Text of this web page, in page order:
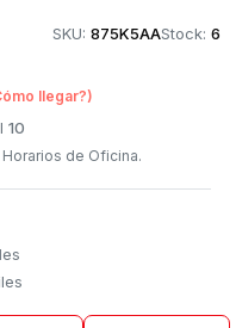
SKU: 875K5AAStock: 6
llegar?)
10
de Oficina.